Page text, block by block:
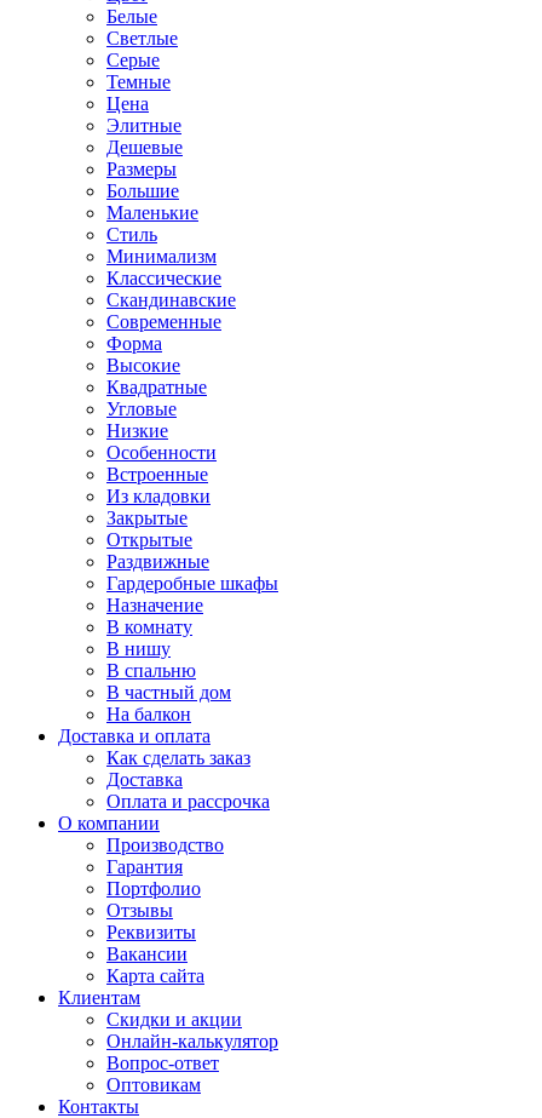
Белые
Светлые
Серые
Темные
Цена
Элитные
Дешевые
Размеры
Большие
Маленькие
Стиль
Минимализм
Классические
Скандинавские
Современные
Форма
Высокие
Квадратные
Угловые
Низкие
Особенности
Встроенные
Из кладовки
Закрытые
Открытые
Раздвижные
Гардеробные шкафы
Назначение
В комнату
В нишу
В спальню
В частный дом
На балкон
Доставка и оплата
Как сделать заказ
Доставка
Оплата и рассрочка
О компании
Производство
Гарантия
Портфолио
Отзывы
Реквизиты
Вакансии
Карта сайта
Клиентам
Скидки и акции
Онлайн-калькулятор
Вопрос-ответ
Оптовикам
Контакты